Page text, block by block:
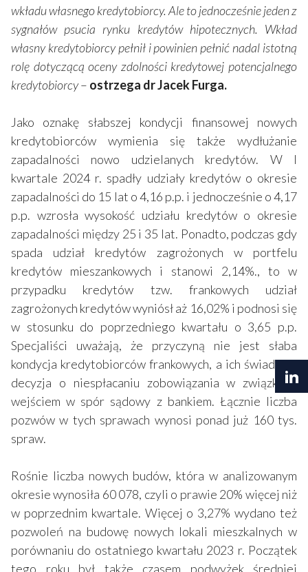
wkładu własnego kredytobiorcy. Ale to jednocześnie jeden z
sygnałów psucia rynku kredytów hipotecznych. Wkład
własny kredytobiorcy pełnił i powinien pełnić nadal istotną
rolę dotyczącą oceny zdolności kredytowej potencjalnego
kredytobiorcy– ostrzega dr Jacek Furga.
Jako oznakę słabszej kondycji finansowej nowych
kredytobiorców wymienia się także wydłużanie
zapadalności nowo udzielanych kredytów. W I
kwartale 2024 r. spadły udziały kredytów o okresie
zapadalności do 15 lat o 4,16 p.p. i jednocześnie o 4,17
p.p. wzrosła wysokość udziału kredytów o okresie
zapadalności między 25 i 35 lat. Ponadto, podczas gdy
spada udział kredytów zagrożonych w portfelu
kredytów mieszankowych i stanowi 2,14%., to w
przypadku kredytów tzw. frankowych udział
zagrożonych kredytów wyniósł aż 16,02% i podnosi się
w stosunku do poprzedniego kwartału o 3,65 p.p.
Specjaliści uważają, że przyczyną nie jest słaba
kondycja kredytobiorców frankowych, a ich świadoma
decyzja o niespłacaniu zobowiązania w związku z
wejściem w spór sądowy z bankiem. Łącznie liczba
pozwów w tych sprawach wynosi ponad już 160 tys.
spraw.
Rośnie liczba nowych budów, która w analizowanym
okresie wynosiła 60 078, czyli o prawie 20% więcej niż
w poprzednim kwartale. Więcej o 3,27% wydano też
pozwoleń na budowę nowych lokali mieszkalnych w
porównaniu do ostatniego kwartału 2023 r. Początek
tego roku był także czasem podwyżek średniej